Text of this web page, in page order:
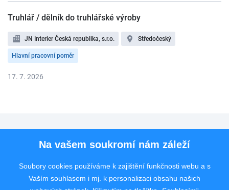
Truhlář / dělník do truhlářské výroby
JN Interier Česká republika, s.r.o. Středočeský
Hlavní pracovní poměr
17. 7. 2026
Pro uchazeče
Rychlý kontakt
Na vašem soukromí nám záleží
Soubory cookies používáme k zajištění funkčnosti webu a s
Vaším souhlasem i mj. k personalizaci obsahu našich